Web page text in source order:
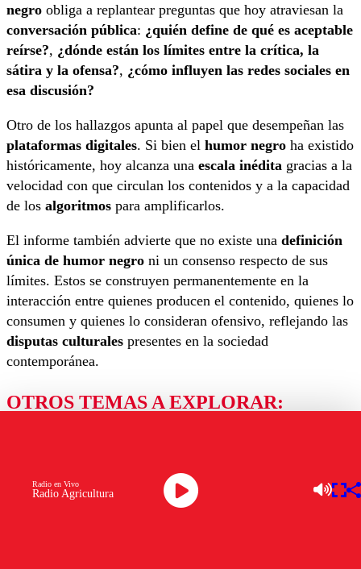
negro obliga a replantear preguntas que hoy atraviesan la
conversación pública: ¿quién define de qué es aceptable
reírse?, ¿dónde están los límites entre la crítica, la
sátira y la ofensa?, ¿cómo influyen las redes sociales en
esa discusión?
Otro de los hallazgos apunta al papel que desempeñan las
plataformas digitales. Si bien el humor negro ha existido
históricamente, hoy alcanza una escala inédita gracias a la
velocidad con que circulan los contenidos y a la capacidad
de los algoritmos para amplificarlos.
El informe también advierte que no existe una definición
única de humor negro ni un consenso respecto de sus
límites. Estos se construyen permanentemente en la
interacción entre quienes producen el contenido, quienes lo
consumen y quienes lo consideran ofensivo, reflejando las
disputas culturales presentes en la sociedad
contemporánea.
OTROS TEMAS A EXPLORAR:
CONVERSACIÓN DIGITAL
CORRIENTES SUBTERRÁNEAS
Radio Agricultura
Radio en Vivo